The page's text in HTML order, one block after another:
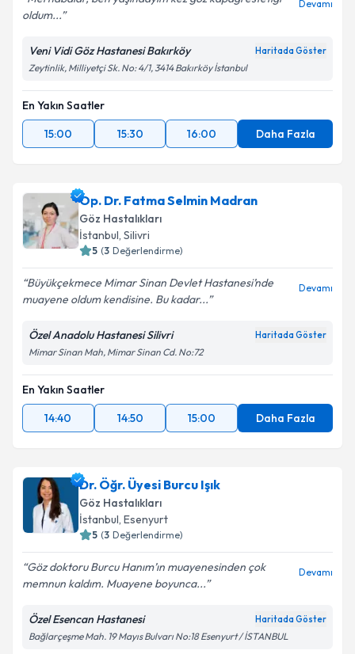
Kişisel verilerimin işlenmesine ilişkin
Metni'ni okudum ve kişisel verilerimin belirtilen
kapsamda işlenmesini kabul ediyorum.
Takvim Talebini Gönder
oldum...
Devamı
Veni Vidi Göz Hastanesi Bakırköy Haritada Göster
Zeytinlik, Milliyetçi Sk. No: 4/1, 3414 Bakırköy İstanbul
En Yakın Saatler
15:00
15:30 16:00 Daha Fazla
Op. Dr. Fatma Selmin Madran
Göz Hastalıkları
İstanbul, Silivri
5 (3 Değerlendirme)
Büyükçekmece Mimar Sinan Devlet Hastanesi’nde
muayene oldum kendisine. Bu kadar...
Devamı
Özel Anadolu Hastanesi Silivri Haritada Göster
Mimar Sinan Mah, Mimar Sinan Cd. No:72
En Yakın Saatler
14:40
14:50 15:00 Daha Fazla
Dr. Öğr. Üyesi Burcu Işık
Göz Hastalıkları
İstanbul, Esenyurt
5 (3 Değerlendirme)
Göz doktoru Burcu Hanım’ın muayenesinden çok
memnun kaldım. Muayene boyunca...
Devamı
Özel Esencan Hastanesi Haritada Göster
Bağlarçeşme Mah. 19 Mayıs Bulvarı No:18 Esenyurt / İSTANBUL